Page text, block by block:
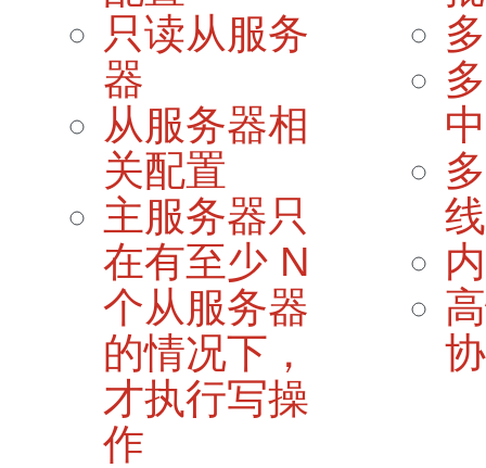
只读从服务
器
从服务器相
关配置
主服务器只
在有至少 N
个从服务器
的情况下，
才执行写操
作
线